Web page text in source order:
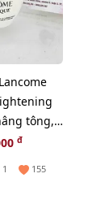
tông,
đ
1 155